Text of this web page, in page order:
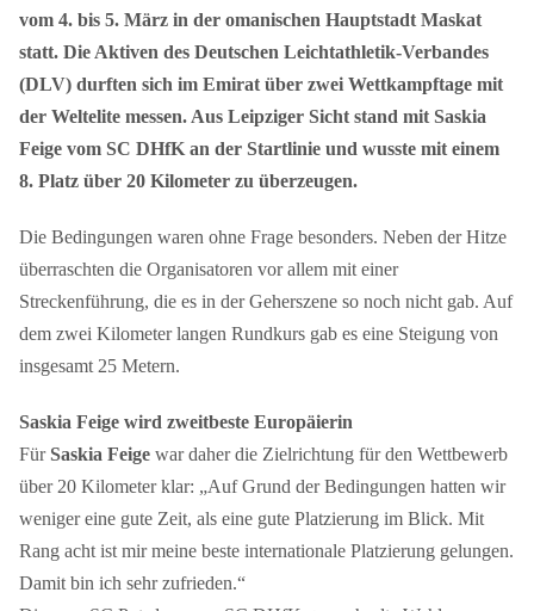
vom 4. bis 5. März in der omanischen Hauptstadt Maskat
statt. Die Aktiven des Deutschen Leichtathletik-Verbandes
(DLV) durften sich im Emirat über zwei Wettkampftage mit
der Weltelite messen. Aus Leipziger Sicht stand mit Saskia
Feige vom SC DHfK an der Startlinie und wusste mit einem
8. Platz über 20 Kilometer zu überzeugen.
Die Bedingungen waren ohne Frage besonders. Neben der Hitze
überraschten die Organisatoren vor allem mit einer
Streckenführung, die es in der Geherszene so noch nicht gab. Auf
dem zwei Kilometer langen Rundkurs gab es eine Steigung von
insgesamt 25 Metern.
Saskia Feige wird zweitbeste Europäierin
FürSaskia Feigewar daher die Zielrichtung für den Wettbewerb
über 20 Kilometer klar: „Auf Grund der Bedingungen hatten wir
weniger eine gute Zeit, als eine gute Platzierung im Blick. Mit
Rang acht ist mir meine beste internationale Platzierung gelungen.
Damit bin ich sehr zufrieden.“